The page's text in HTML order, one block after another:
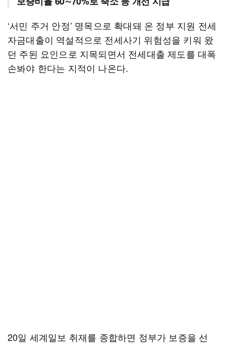
‘서민 주거 안정’ 명목으로 확대돼 온 정부 지원 전세
자금대출이 역설적으로 전세사기 위험성을 키워 왔
던 주된 요인으로 지목되면서 전세대출 제도를 대폭
손봐야 한다는 지적이 나온다.
20일 세계일보 취재를 종합하면 정부가 보증을 선